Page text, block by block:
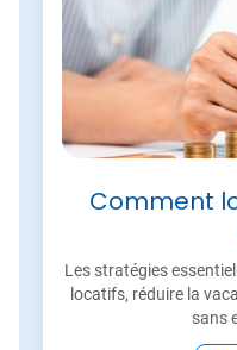
Comment
Les stratégies
locatifs, réduire la
sans